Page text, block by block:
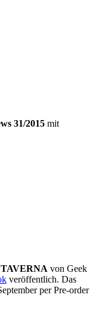
31/2015 mit
TAVERNA von Geek
veröffentlich. Das
per Pre-order